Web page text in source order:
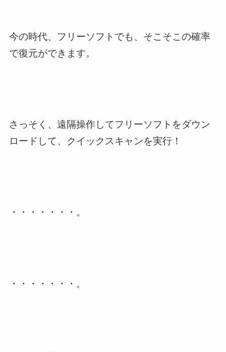
今の時代、フリーソフトでも、そこそこの確率
で復元ができます。
さっそく、遠隔操作してフリーソフトをダウン
ロードして、クイックスキャンを実行！
・・・・・・・。
・・・・・・・。